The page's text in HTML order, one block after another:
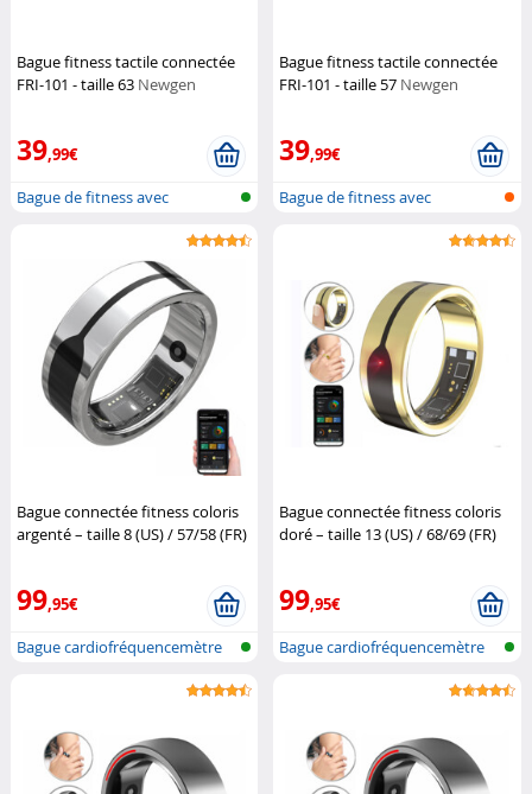
Bague fitness tactile connectée
FRI-101 - taille 63 Newgen
39,99€
Bague de fitness avec
Bague fitness tactile connectée
FRI-101 - taille 57 Newgen
39,99€
Bague de fitness avec
Bague connectée fitness coloris
argenté – taille 8 (US) / 57/58 (FR)
99,95€
Bague cardiofréquencemètre
Bague connectée fitness coloris
doré – taille 13 (US) / 68/69 (FR)
99,95€
Bague cardiofréquencemètre